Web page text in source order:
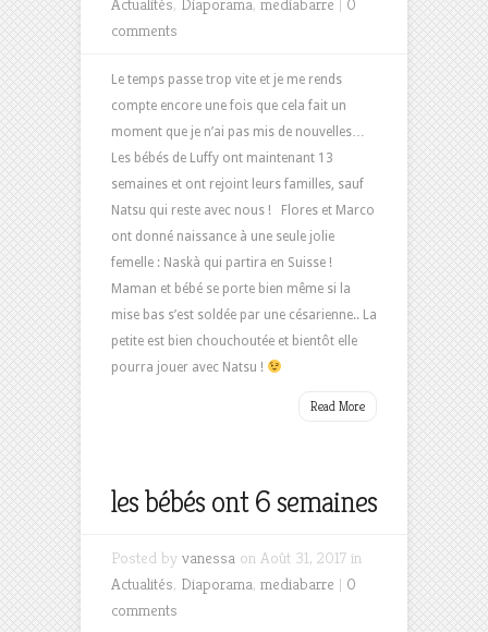
comments
Le temps passe trop vite et je me rends
compte encore une fois que cela fait un
moment que je n’ai pas mis de nouvelles…
Les bébés de Luffy ont maintenant 13
semaines et ont rejoint leurs familles, sauf
Natsu qui reste avec nous ! Flores et Marco
ont donné naissance à une seule jolie
femelle : Naskà qui partira en Suisse !
Maman et bébé se porte bien même si la
mise bas s’est soldée par une césarienne.. La
petite est bien chouchoutée et bientôt elle
pourra jouer avec Natsu !
Read More
les bébés ont 6 semaines
Posted by vanessa on Août 31, 2017 in
Actualités, Diaporama, mediabarre | 0
comments